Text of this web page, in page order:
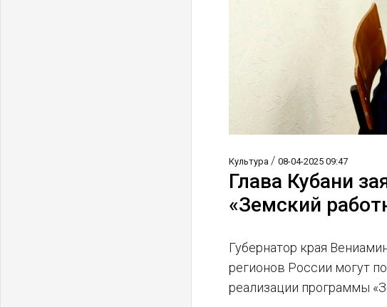
Культура /08-04-2025 09:47
Глава Кубани
«Земский
Губернатор края
регионов России могут
реализации программы